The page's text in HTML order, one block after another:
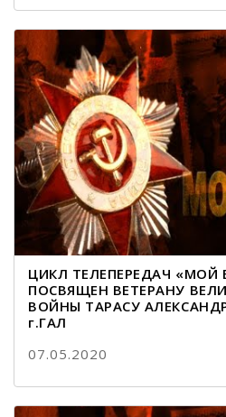
ЦИКЛ ТЕЛЕПЕРЕДАЧ «МОЙ
ПОСВЯЩЕН ВЕТЕРАНУ
ВОЙНЫ ТАРАСУ
г.ГАЛ
07.05.2020